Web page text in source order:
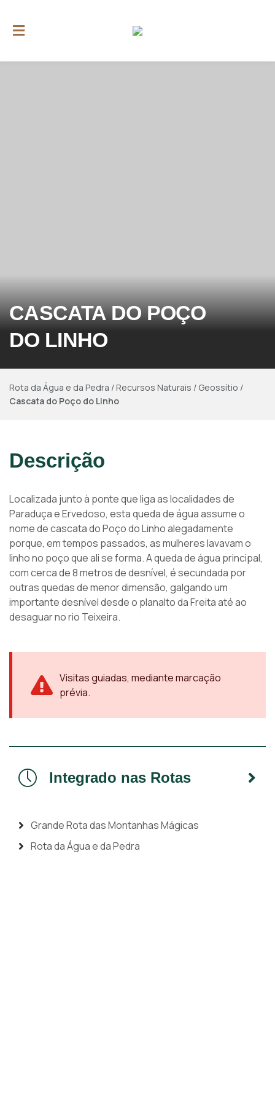
CASCATA DO POÇO
DO LINHO
Rota da Água e da Pedra /Recursos Naturais / Geossítio /
Cascata do Poço do Linho
Descrição
Localizada junto à ponte que liga as localidades de
Paraduça e Ervedoso, esta queda de água assume o
nome de cascata do Poço do Linho alegadamente
porque, em tempos passados, as mulheres lavavam o
linho no poço que ali se forma. A queda de água principal,
com cerca de 8 metros de desnível, é secundada por
outras quedas de menor dimensão, galgando um
importante desnível desde o planalto da Freita até ao
desaguar no rio Teixeira.
Visitas guiadas, mediante marcação
prévia.
Integrado nas Rotas
Grande Rota das Montanhas Mágicas
Rota da Água e da Pedra